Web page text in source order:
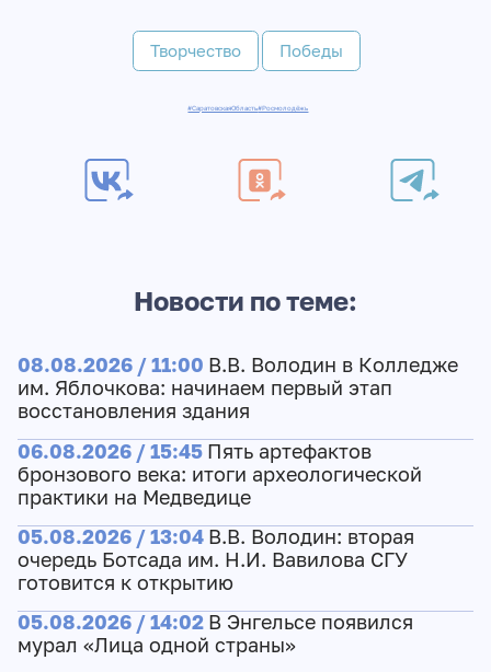
Творчество Победы
#СаратовскаяОбласть#Росмолодёжь
Новости по теме:
08.08.2026 / 11:00 В.В. Володин в Колледже
им. Яблочкова: начинаем первый этап
восстановления здания
06.08.2026 / 15:45 Пять артефактов
бронзового века: итоги археологической
практики на Медведице
05.08.2026 / 13:04 В.В. Володин: вторая
очередь Ботсада им. Н.И. Вавилова СГУ
готовится к открытию
05.08.2026 / 14:02 В Энгельсе появился
мурал «Лица одной страны»